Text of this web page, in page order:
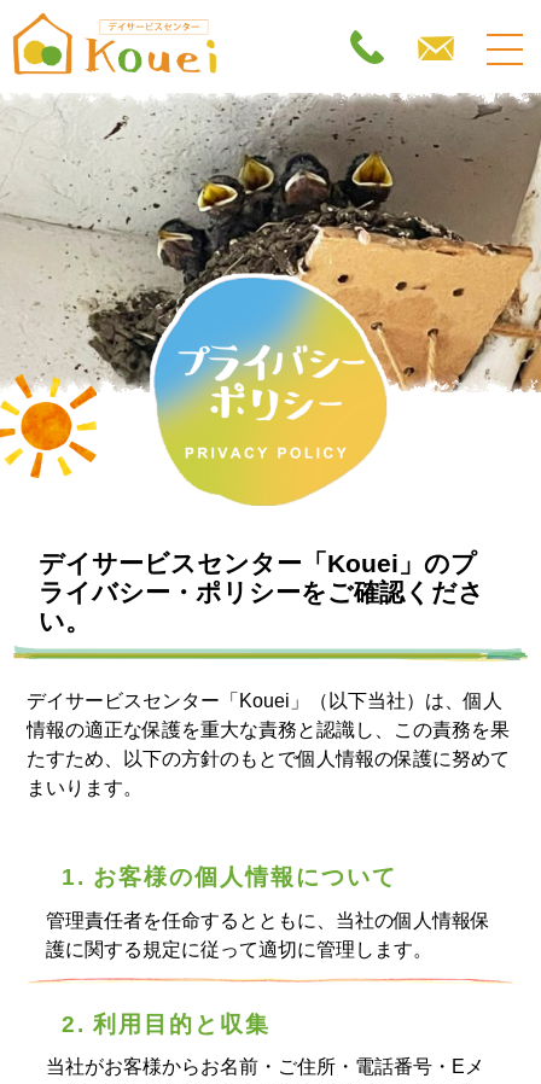
デイサービスセンター「Kouei」のプ
ライバシー・ポリシーをご確認くださ
い。
デイサービスセンター「Kouei」（以下当社）は、個人
情報の適正な保護を重大な責務と認識し、この責務を果
たすため、以下の方針のもとで個人情報の保護に努めて
まいります。
1. お客様の個人情報について
管理責任者を任命するとともに、当社の個人情報保
護に関する規定に従って適切に管理します。
2. 利用目的と収集
当社がお客様からお名前・ご住所・電話番号・Eメ